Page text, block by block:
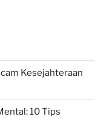
Kesejahteraan
10 Tips